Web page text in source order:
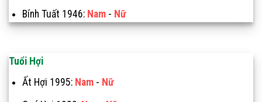
Bính Tuất 1946: Nam- Nữ
Tuổi Hợi
Ất Hợi 1995: Nam- Nữ